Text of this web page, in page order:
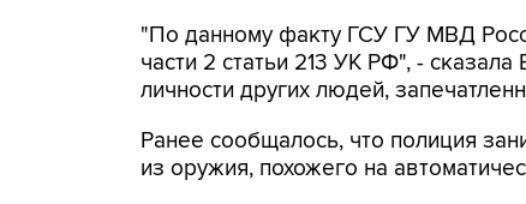
"По данному факту ГСУ ГУ МВД
части 2 статьи 213 УК РФ", -
личности других людей,
Ранее сообщалось, что полиция
из оружия, похожего на